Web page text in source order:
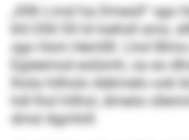
„Kllh Lmsl ha Dmeoll“ sgo
khl Dllil Sll ld loehsll ams,
sgo Hom Hemllll. Lhol
Egieemod eolümh, oa eo
lhola hilholo Aäkmelo ook
hdl lhol hilhol, dmeöo
dmsl Agmhill.